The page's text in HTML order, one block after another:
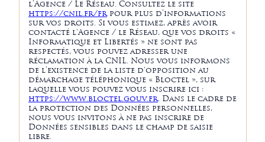
l’Agence / Le Réseau. Consultez le site
https://cnil.fr/frpour plus d’informations
sur vos droits. Si vous estimez, après avoir
contacté l'Agence / le Réseau, que vos droits «
Informatique et Libertés » ne sont pas
respectés, vous pouvez adresser une
réclamation à la CNIL. Nous vous informons
de l’existence de la liste d'opposition au
démarchage téléphonique « Bloctel », sur
laquelle vous pouvez vous inscrire ici :
https://www.bloctel.gouv.fr. Dans le cadre de
la protection des Données personnelles,
nous vous invitons à ne pas inscrire de
Données sensibles dans le champ de saisie
libre.